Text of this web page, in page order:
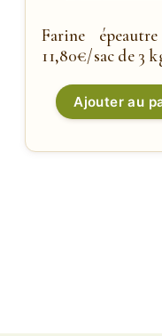
Farine
11,80€/sac de 3
Ajouter au